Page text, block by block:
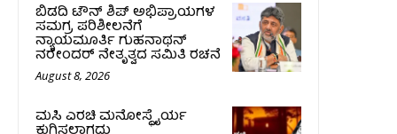
ಬಿಡದಿ ಟೌನ್ ಶಿಪ್ ಅಭಿಪ್ರಾಯಗಳ
ಸಮಗ್ರ ಪರಿಶೀಲನೆಗೆ
ನ್ಯಾಯಮೂರ್ತಿ ಗುಹನಾಥನ್
ನರೇಂದರ್ ನೇತೃತ್ವದ ಸಮಿತಿ ರಚನೆ
August 8, 2026
ಮಸಿ ಎರಚಿ ಮನೋಸ್ಥೈರ್ಯ